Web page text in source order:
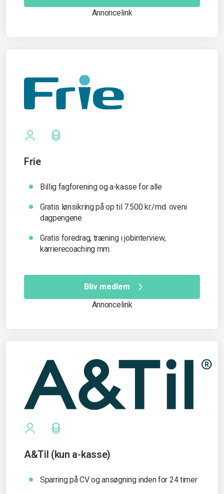
Annoncelink
Frie
Billig fagforening og a-kasse for alle
Gratis lønsikring på op til 7.500 kr./md. oveni
dagpengene
Gratis foredrag, træning i jobinterview,
karrierecoaching mm.
Bliv medlem
Annoncelink
A&Til (kun a-kasse)
Sparring på CV og ansøgning inden for 24 timer